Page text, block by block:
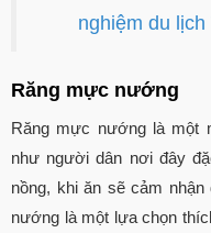
nghiệm du
Răng mực nướng
Răng mực nướng là một
như người dân nơi đây
nồng, khi ăn sẽ cảm
nướng là một lựa chọn